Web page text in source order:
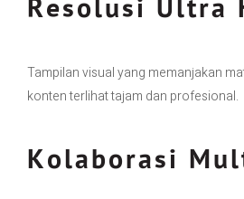
Tampilan visual yang memanjakan
konten terlihat tajam dan profesional.
Kolaborasi